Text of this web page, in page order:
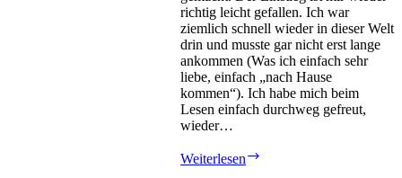
richtig leicht gefallen. Ich war
ziemlich schnell wieder in dieser Welt
drin und musste gar nicht erst lange
ankommen (Was ich einfach sehr
liebe, einfach „nach Hause
kommen“). Ich habe mich beim
Lesen einfach durchweg gefreut,
wieder…
Weiterlesen